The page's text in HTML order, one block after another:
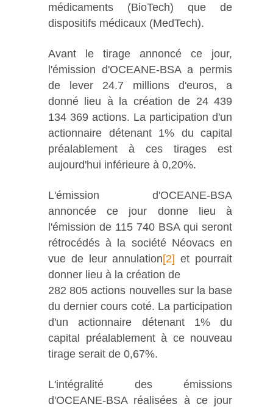
médicaments (BioTech) que de
dispositifs médicaux (MedTech).
Avant le tirage annoncé ce jour,
l'émission d'OCEANE-BSA a permis
de lever 24.7 millions d'euros, a
donné lieu à la création de 24 439
134 369 actions. La participation d'un
actionnaire détenant 1% du capital
préalablement à ces tirages est
aujourd'hui inférieure à 0,20%.
L'émission d'OCEANE-BSA
annoncée ce jour donne lieu à
l'émission de 115 740 BSA qui seront
rétrocédés à la société Néovacs en
vue de leur annulation[2] et pourrait
donner lieu à la création de
282 805 actions nouvelles sur la base
du dernier cours coté. La participation
d'un actionnaire détenant 1% du
capital préalablement à ce nouveau
tirage serait de 0,67%.
L'intégralité des émissions
d'OCEANE-BSA réalisées à ce jour